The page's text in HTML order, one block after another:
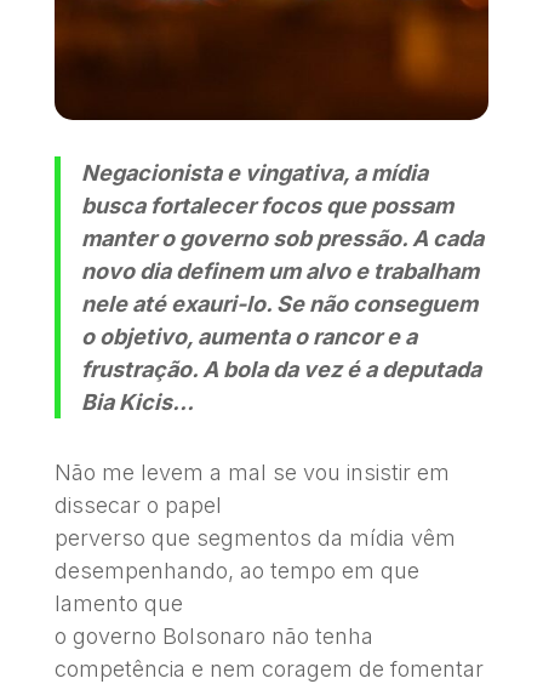
Negacionista e vingativa, a mídia
busca fortalecer focos que possam
manter o governo sob pressão. A cada
novo dia definem um alvo e trabalham
nele até exauri-lo. Se não conseguem
o objetivo, aumenta o rancor e a
frustração. A bola da vez é a deputada
Bia Kicis…
Não me levem a mal se vou insistir em
dissecar o papel
perverso que segmentos da mídia vêm
desempenhando, ao tempo em que
lamento que
o governo Bolsonaro não tenha
competência e nem coragem de fomentar